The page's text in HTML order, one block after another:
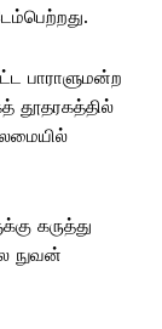
பாராளுமன்ற
தூதரகத்தில்
கருத்து
நுவன்